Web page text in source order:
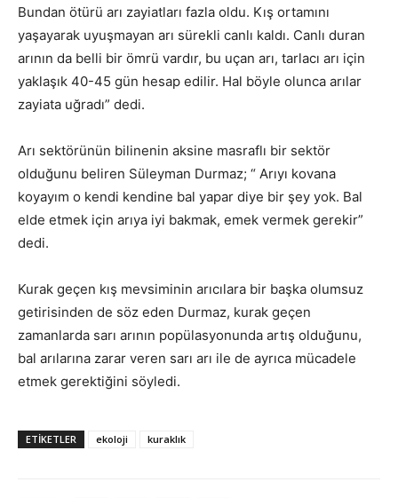
Bundan ötürü arı zayiatları fazla oldu. Kış ortamını
yaşayarak uyuşmayan arı sürekli canlı kaldı. Canlı duran
arının da belli bir ömrü vardır, bu uçan arı, tarlacı arı için
yaklaşık 40-45 gün hesap edilir. Hal böyle olunca arılar
zayiata uğradı” dedi.
Arı sektörünün bilinenin aksine masraflı bir sektör
olduğunu beliren Süleyman Durmaz; “ Arıyı kovana
koyayım o kendi kendine bal yapar diye bir şey yok. Bal
elde etmek için arıya iyi bakmak, emek vermek gerekir”
dedi.
Kurak geçen kış mevsiminin arıcılara bir başka olumsuz
getirisinden de söz eden Durmaz, kurak geçen
zamanlarda sarı arının popülasyonunda artış olduğunu,
bal arılarına zarar veren sarı arı ile de ayrıca mücadele
etmek gerektiğini söyledi.
ETIKETLER ekoloji kuraklık